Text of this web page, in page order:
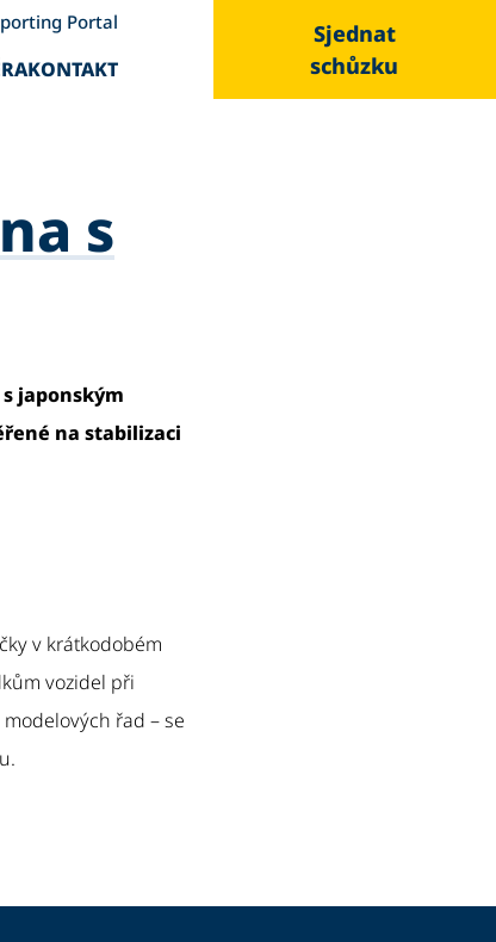
Portal
KONTAKT
Sjednat
schůzku
s
japonským
na stabilizaci
v krátkodobém
vozidel při
řad – se